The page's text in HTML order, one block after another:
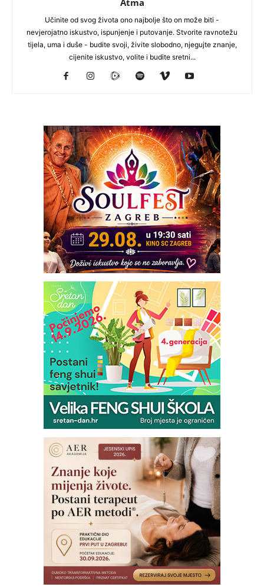
Učinite od svog života ono najbolje što on može biti -
nevjerojatno iskustvo, ispunjenje i putovanje. Stvorite ravnotežu
tijela, uma i duše - budite svoji, živite slobodno, njegujte znanje,
cijenite iskustvo, volite i budite sretni...